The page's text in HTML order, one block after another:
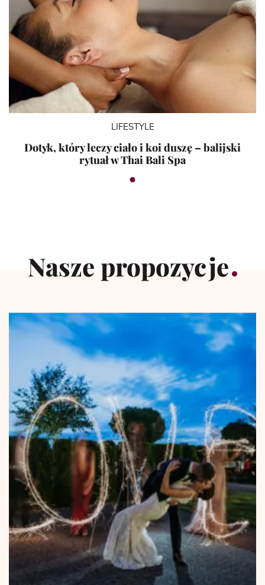
LIFESTYLE
Dotyk, który leczy ciało i koi duszę – balijski
rytuał w Thai Bali Spa
Nasze propozycje